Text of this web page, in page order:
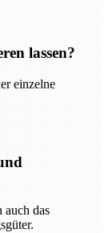
lassen?
einzelne
auch das